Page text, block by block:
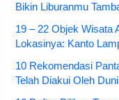
Bikin Liburanmu
19 – 22 Objek Wisata
Lokasinya: Kanto
10 Rekomendasi
Telah Diakui Oleh